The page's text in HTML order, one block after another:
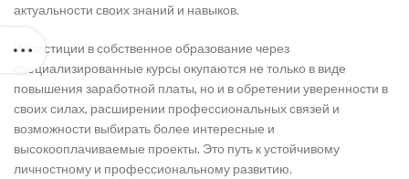
актуальности своих знаний и навыков.
Инвестиции в собственное образование через
специализированные курсы окупаются не только в виде
повышения заработной платы, но и в обретении уверенности в
своих силах, расширении профессиональных связей и
возможности выбирать более интересные и
высокооплачиваемые проекты. Это путь к устойчивому
личностному и профессиональному развитию.